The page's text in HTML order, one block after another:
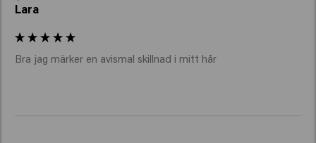
Lara
Bra jag märker en avismal skillnad i mitt hår